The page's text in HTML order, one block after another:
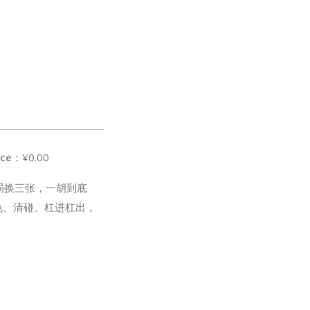
：¥0.00
三张，一胡到底
清碰、杠进杠出，